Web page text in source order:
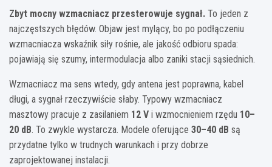
Zbyt mocny wzmacniacz przesterowuje sygnał. To jeden z
najczęstszych błędów. Objaw jest mylący, bo po podłączeniu
wzmacniacza wskaźnik siły rośnie, ale jakość odbioru spada:
pojawiają się szumy, intermodulacja albo zaniki stacji sąsiednich.
Wzmacniacz ma sens wtedy, gdy antena jest poprawna, kabel
długi, a sygnał rzeczywiście słaby. Typowy wzmacniacz
masztowy pracuje z zasilaniem 12 V i wzmocnieniem rzędu 10–
20 dB. To zwykle wystarcza. Modele oferujące 30–40 dB są
przydatne tylko w trudnych warunkach i przy dobrze
zaprojektowanej instalacji.